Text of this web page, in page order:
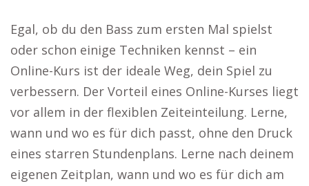
Egal, ob du den Bass zum ersten Mal spielst
oder schon einige Techniken kennst – ein
Online-Kurs ist der ideale Weg, dein Spiel zu
verbessern. Der Vorteil eines Online-Kurses liegt
vor allem in der flexiblen Zeiteinteilung. Lerne,
wann und wo es für dich passt, ohne den Druck
eines starren Stundenplans. Lerne nach deinem
eigenen Zeitplan, wann und wo es für dich am